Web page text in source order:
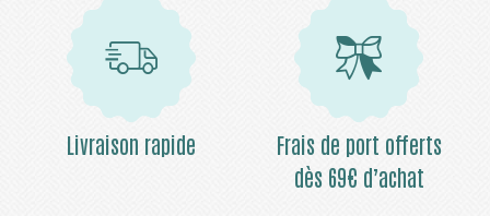
Livraison rapide
Frais de port offerts
dès 69€ d’achat